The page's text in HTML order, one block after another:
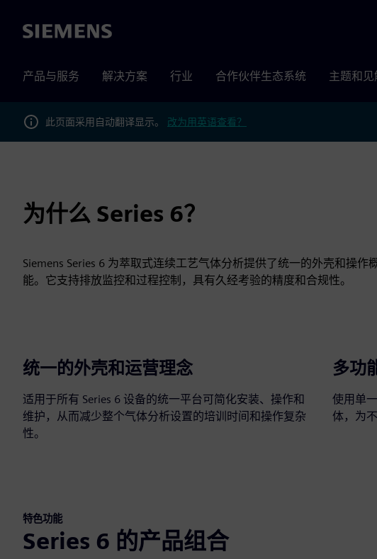
Siemens
产品与服务 解决方案 行业 合作伙伴生态系统 主题和见
此页面采用自动翻译显示。 改为用英语查看？
为什么 Series 6？
Siemens Series 6 为萃取式连续工艺气体分析提供了统一的外壳和操
能。它支持排放监控和过程控制，具有久经考验的精度和合规性。
统一的外壳和运营理念
适用于所有 Series 6 设备的统一平台可简化安装、操作和
维护，从而减少整个气体分析设置的培训时间和操作复杂
性。
多功
使用单
体，为
特色功能
Series 6 的产品组合